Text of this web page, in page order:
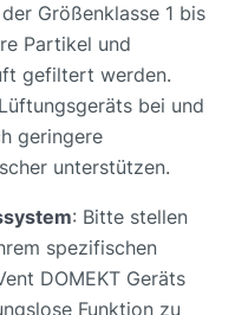
Größenklasse 1 bis
Partikel und
gefiltert werden.
bei und
geringere
unterstützen.
: Bitte stellen
spezifischen
DOMEKT Geräts
Funktion zu